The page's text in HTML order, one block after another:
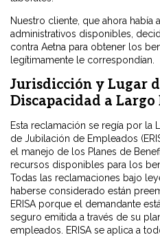
Nuestro cliente, que ahora
administrativos disponibles,
contra Aetna para obtener los
legítimamente le correspondían.
Jurisdicción y Lugar
Discapacidad a
Esta reclamación se regía por la
de Jubilación de Empleados
el manejo de los Planes de
recursos disponibles para los
Todas las reclamaciones bajo
haberse considerado están
ERISA porque el demandante
seguro emitida a través de su
empleados. ERISA se aplica a